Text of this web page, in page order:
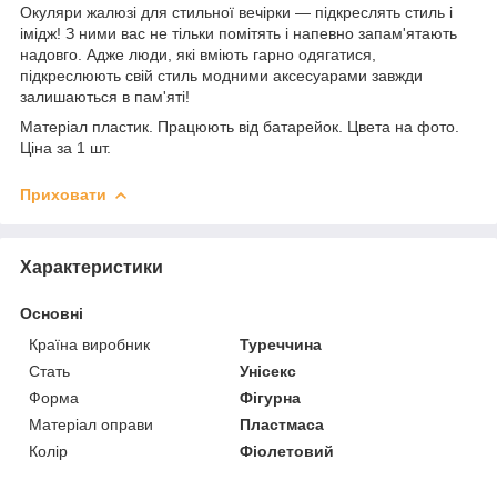
Окуляри жалюзі для стильної вечірки — підкреслять стиль і
імідж! З ними вас не тільки помітять і напевно запам'ятають
надовго. Адже люди, які вміють гарно одягатися,
підкреслюють свій стиль модними аксесуарами завжди
залишаються в пам'яті!
Матеріал пластик. Працюють від батарейок. Цвета на фото.
Ціна за 1 шт.
Приховати
Характеристики
Основні
Країна виробник
Туреччина
Стать
Унісекс
Форма
Фігурна
Матеріал оправи
Пластмаса
Колір
Фіолетовий